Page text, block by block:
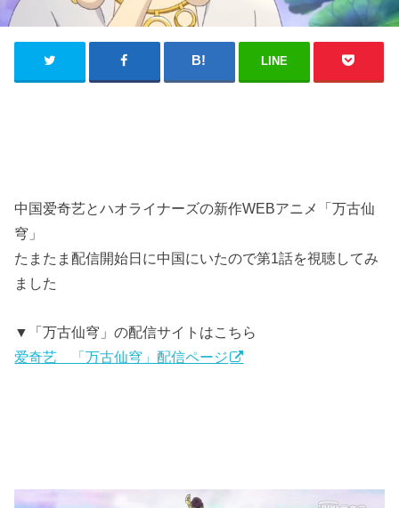
LINE
中国爱奇艺とハオライナーズの新作WEBアニメ「万古仙
穹」
たまたま配信開始日に中国にいたので第1話を視聴してみ
ました
▼「万古仙穹」の配信サイトはこちら
爱奇艺 「万古仙穹」配信ページ